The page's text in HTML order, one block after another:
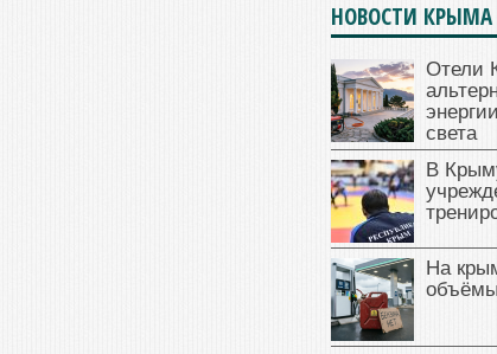
НОВОСТИ КРЫМА
Отели
света
В
На